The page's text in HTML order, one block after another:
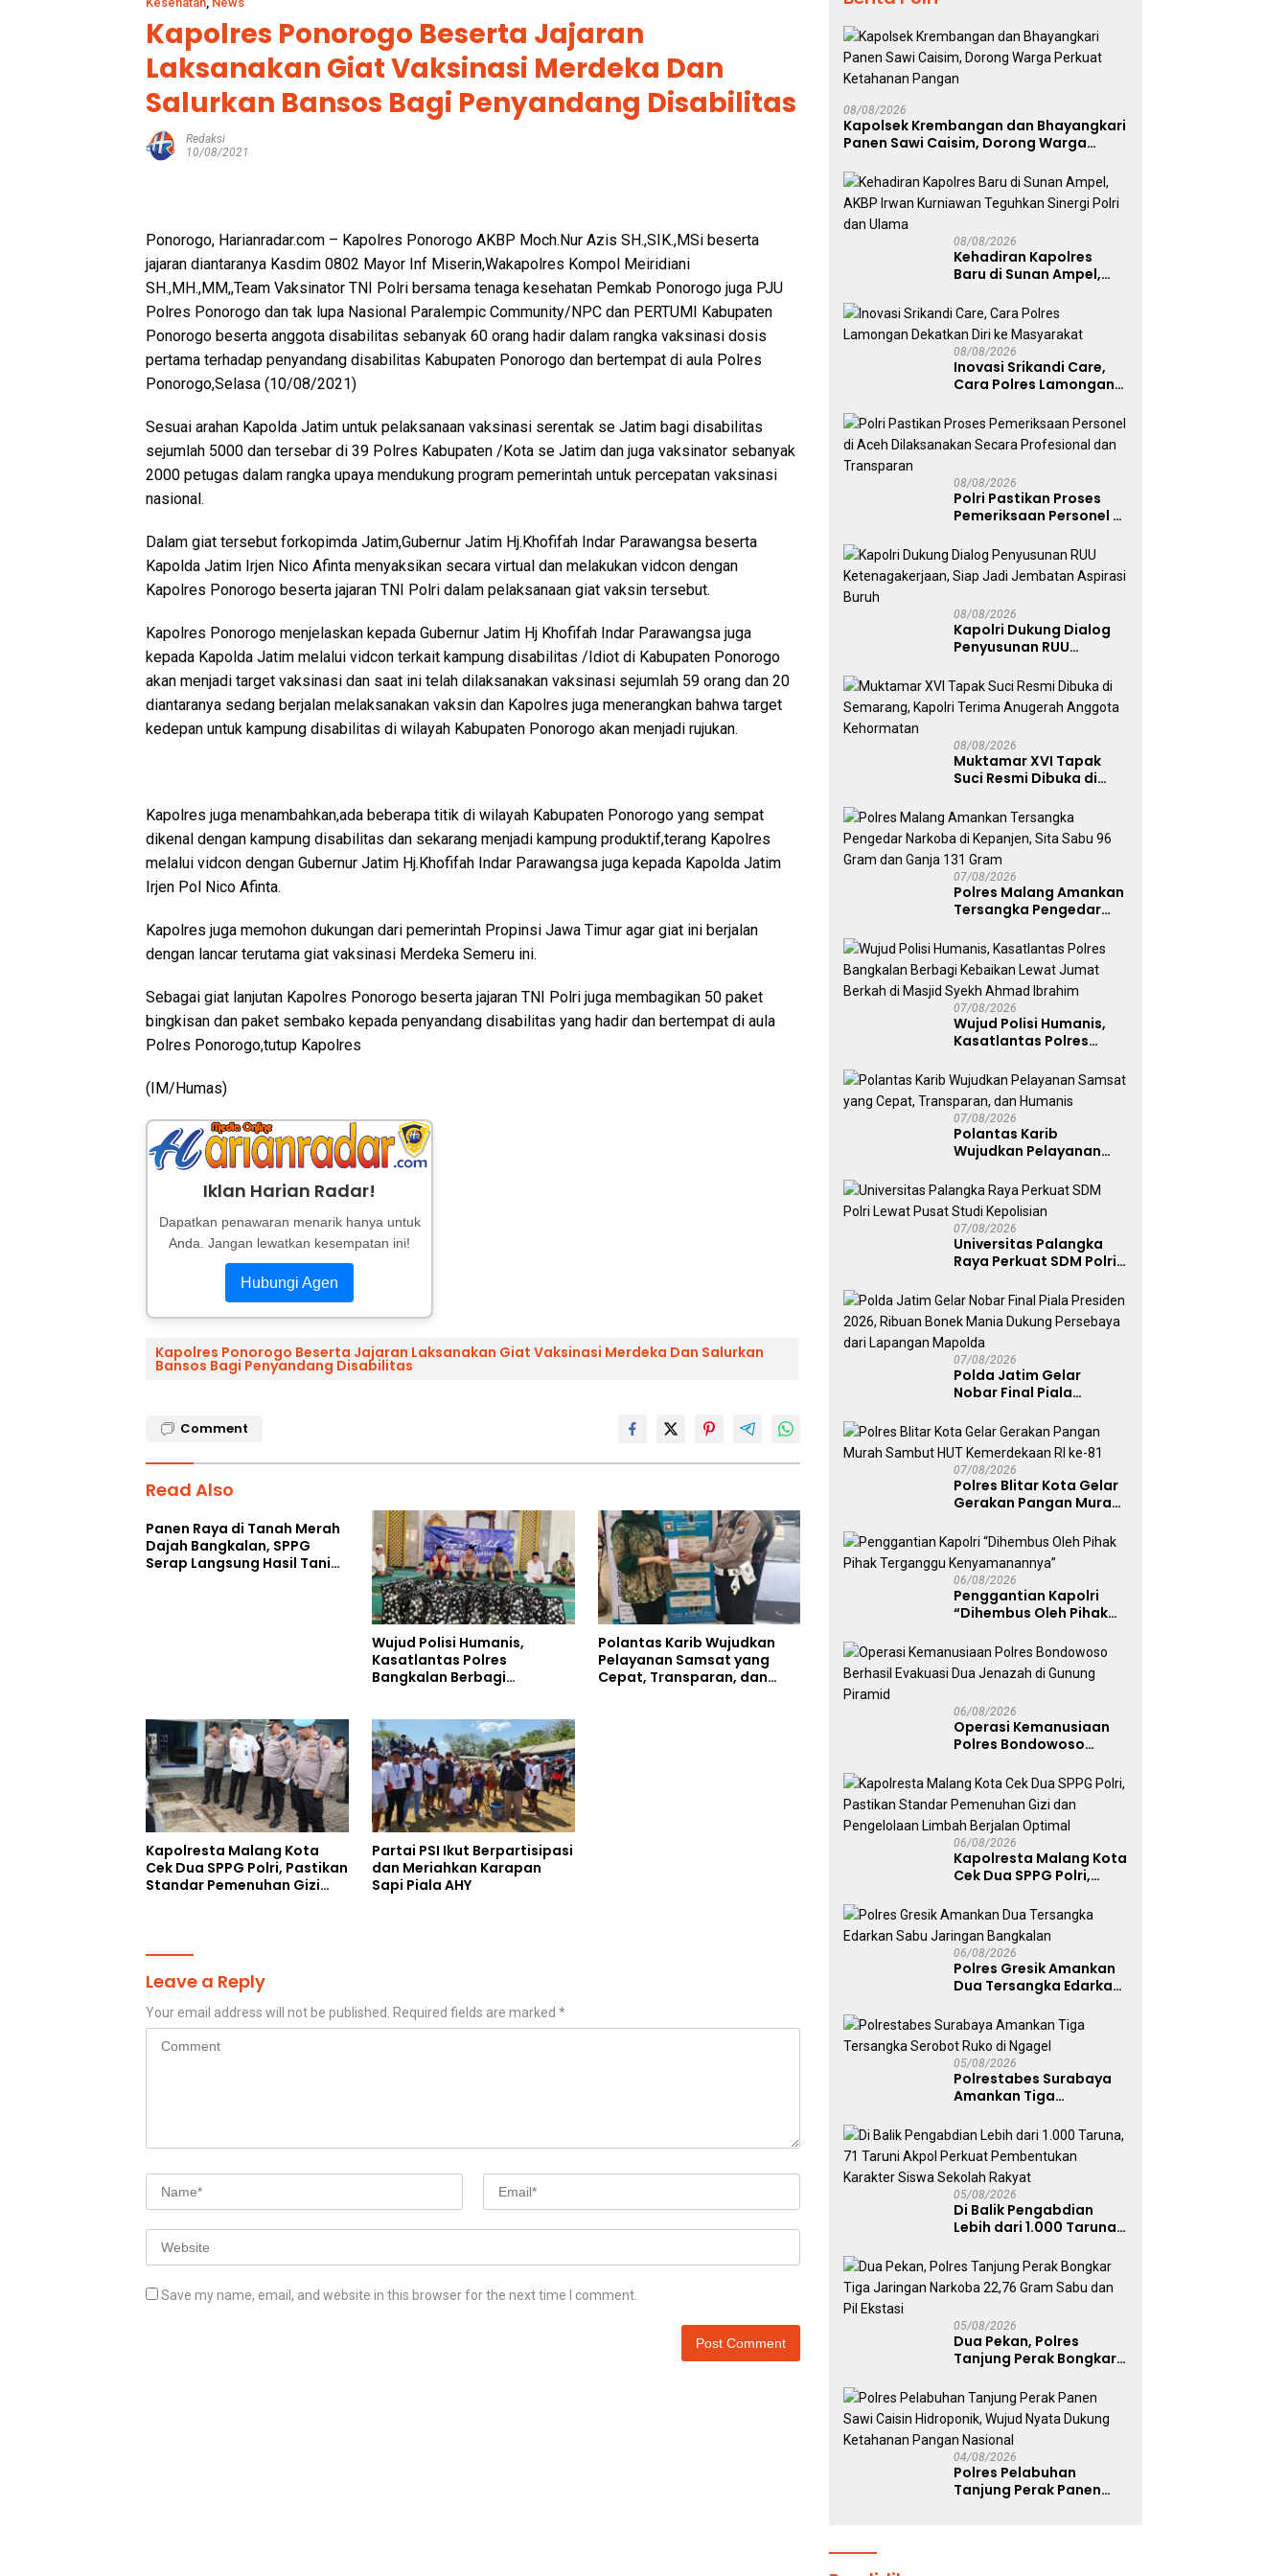
Kapolres Ponorogo Beserta Jajaran
Laksanakan Giat Vaksinasi Merdeka Dan
Salurkan Bansos Bagi Penyandang Disabilitas
Redaksi
10/08/2021
Ponorogo, Harianradar.com – Kapolres Ponorogo AKBP Moch.Nur Azis SH.,SIK.,MSi beserta
jajaran diantaranya Kasdim 0802 Mayor Inf Miserin,Wakapolres Kompol Meiridiani
SH.,MH.,MM,,Team Vaksinator TNI Polri bersama tenaga kesehatan Pemkab Ponorogo juga PJU
Polres Ponorogo dan tak lupa Nasional Paralempic Community/NPC dan PERTUMI Kabupaten
Ponorogo beserta anggota disabilitas sebanyak 60 orang hadir dalam rangka vaksinasi dosis
pertama terhadap penyandang disabilitas Kabupaten Ponorogo dan bertempat di aula Polres
Ponorogo,Selasa (10/08/2021)
Sesuai arahan Kapolda Jatim untuk pelaksanaan vaksinasi serentak se Jatim bagi disabilitas
sejumlah 5000 dan tersebar di 39 Polres Kabupaten /Kota se Jatim dan juga vaksinator sebanyak
2000 petugas dalam rangka upaya mendukung program pemerintah untuk percepatan vaksinasi
nasional.
Dalam giat tersebut forkopimda Jatim,Gubernur Jatim Hj.Khofifah Indar Parawangsa beserta
Kapolda Jatim Irjen Nico Afinta menyaksikan secara virtual dan melakukan vidcon dengan
Kapolres Ponorogo beserta jajaran TNI Polri dalam pelaksanaan giat vaksin tersebut.
Kapolres Ponorogo menjelaskan kepada Gubernur Jatim Hj Khofifah Indar Parawangsa juga
kepada Kapolda Jatim melalui vidcon terkait kampung disabilitas /Idiot di Kabupaten Ponorogo
akan menjadi target vaksinasi dan saat ini telah dilaksanakan vaksinasi sejumlah 59 orang dan 20
diantaranya sedang berjalan melaksanakan vaksin dan Kapolres juga menerangkan bahwa target
kedepan untuk kampung disabilitas di wilayah Kabupaten Ponorogo akan menjadi rujukan.
Kapolres juga menambahkan,ada beberapa titik di wilayah Kabupaten Ponorogo yang sempat
dikenal dengan kampung disabilitas dan sekarang menjadi kampung produktif,terang Kapolres
melalui vidcon dengan Gubernur Jatim Hj.Khofifah Indar Parawangsa juga kepada Kapolda Jatim
Irjen Pol Nico Afinta.
Kapolres juga memohon dukungan dari pemerintah Propinsi Jawa Timur agar giat ini berjalan
dengan lancar terutama giat vaksinasi Merdeka Semeru ini.
Sebagai giat lanjutan Kapolres Ponorogo beserta jajaran TNI Polri juga membagikan 50 paket
bingkisan dan paket sembako kepada penyandang disabilitas yang hadir dan bertempat di aula
Polres Ponorogo,tutup Kapolres
(IM/Humas)
Iklan Harian Radar!
Dapatkan penawaran menarik hanya untuk
Anda. Jangan lewatkan kesempatan ini!
Hubungi Agen
Kapolres Ponorogo Beserta Jajaran Laksanakan Giat Vaksinasi Merdeka Dan Salurkan
Bansos Bagi Penyandang Disabilitas
Comment
Read Also
Panen Raya di Tanah Merah
Dajah Bangkalan, SPPG
Serap Langsung Hasil Tani
Wujud Polisi Humanis,
Kasatlantas Polres
Bangkalan Berbagi
Ahmad Ibrahim
Polantas Karib Wujudkan
Pelayanan Samsat yang
Cepat, Transparan, dan
Kapolresta Malang Kota
Cek Dua SPPG Polri, Pastikan
Standar Pemenuhan Gizi
Partai PSI Ikut Berpartisipasi
dan Meriahkan Karapan
Sapi Piala AHY
Leave a Reply
Your email address will not be published. Required fields are marked *
Save my name, email, and website in this browser for the next time I comment.
08/08/2026
Kapolsek Krembangan dan Bhayangkari
Panen Sawi Caisim, Dorong Warga
08/08/2026
Kehadiran Kapolres
Baru di Sunan Ampel,
Teguhkan Sinergi Polri
dan Ulama
08/08/2026
Inovasi Srikandi Care,
Cara Polres Lamongan
Masyarakat
08/08/2026
Polri Pastikan Proses
Pemeriksaan Personel di
Secara Profesional dan
Transparan
08/08/2026
Kapolri Dukung Dialog
Penyusunan RUU
Jadi Jembatan Aspirasi
Buruh
08/08/2026
Muktamar XVI Tapak
Suci Resmi Dibuka di
Terima Anugerah
Anggota Kehormatan
07/08/2026
Polres Malang Amankan
Tersangka Pengedar
Sita Sabu 96 Gram dan
Ganja 131 Gram
07/08/2026
Wujud Polisi Humanis,
Kasatlantas Polres
Kebaikan Lewat Jumat
Berkah di Masjid Syekh
Ahmad Ibrahim
07/08/2026
Polantas Karib
Wujudkan Pelayanan
Transparan, dan
Humanis
07/08/2026
Universitas Palangka
Raya Perkuat SDM Polri
Kepolisian
07/08/2026
Polda Jatim Gelar
Nobar Final Piala
Bonek Mania Dukung
Persebaya dari
Lapangan Mapolda
07/08/2026
Polres Blitar Kota Gelar
Gerakan Pangan Murah
Kemerdekaan RI ke-81
06/08/2026
Penggantian Kapolri
“Dihembus Oleh Pihak
Kenyamanannya”
06/08/2026
Operasi Kemanusiaan
Polres Bondowoso
Jenazah di Gunung
Piramid
06/08/2026
Kapolresta Malang Kota
Cek Dua SPPG Polri,
Pemenuhan Gizi dan
Pengelolaan Limbah
Berjalan Optimal
06/08/2026
Polres Gresik Amankan
Dua Tersangka Edarkan
Bangkalan
05/08/2026
Polrestabes Surabaya
Amankan Tiga
Ruko di Ngagel
05/08/2026
Di Balik Pengabdian
Lebih dari 1.000 Taruna,
Pembentukan Karakter
Siswa Sekolah Rakyat
05/08/2026
Dua Pekan, Polres
Tanjung Perak Bongkar
22,76 Gram Sabu dan Pil
Ekstasi
04/08/2026
Polres Pelabuhan
Tanjung Perak Panen